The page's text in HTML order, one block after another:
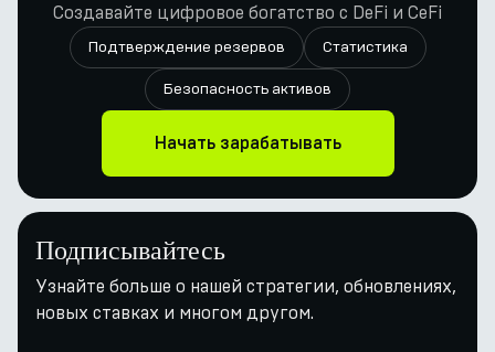
Создавайте цифровое богатство с DeFi и CeFi
Подтверждение резервов Статистика
Безопасность активов
Начать зарабатывать
Подписывайтесь
Узнайте больше о нашей стратегии, обновлениях,
новых ставках и многом другом.